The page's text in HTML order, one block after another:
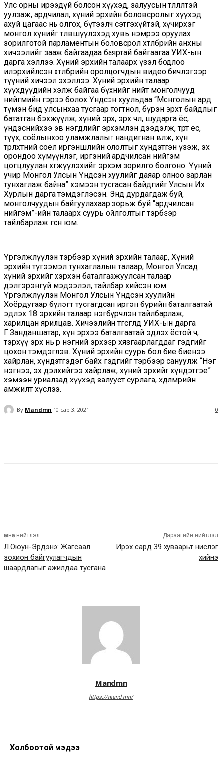
Улс орны ирээдүй болсон хүүхэд, залуусын төлөөлөлтэй
уулзаж, ардчилал, хүний эрхийн боловсролыг хүүхэд
ахуй цагаас нь олгох, бүтээлч сэтгэхүйтэй, хүчирхэг
монгол хүнийг төлөвшүүлэхэд хувь нэмрээ оруулах
зорилготой парламентын боловсрол хөтөлбөрийн анхны
хичээлийг зааж байгаадаа баяртай байгаагаа УИХ-ын
дарга хэллээ. Хүний эрхийн талаарх үзэл бодлоо
илэрхийлсэн хөтөлбөрийн оролцогчдын видео бичлэгээр
түүний хичээл эхэллээ. Хүний эрхийн талаар
хүүхдүүдийн хэлж байгаа бүхнийг нийт монголчууд
нийгмийн гэрээ болох Үндсэн хуульдаа “Монголын ард
түмэн бид улсынхаа тусгаар тогтнол, бүрэн эрхт байдлыг
бататган бэхжүүлж, хүний эрх, эрх чөлөө, шударга ёс,
үндэснийхээ эв нэгдлийг эрхэмлэн дээдэлж, төрт ёс,
түүх, соёлынхоо уламжлалыг нандигнан өвлөж, хүн
төрөлхтөний соёл иргэншлийн ололтыг хүндэтгэн үзэж, эх
орондоо хүмүүнлэг, иргэний ардчилсан нийгэм
цогцлуулан хөгжүүлэхийг эрхэм зорилго болгоно. Үүний
учир Монгол Улсын Үндсэн хуулийг даяар олноо зарлан
тунхаглаж байна” хэмээн тусгасан байдгийг Улсын Их
Хурлын дарга тэмдэглэсэн. Энд дурдагдаж буй,
монголчуудын байгуулахаар зорьж буй “ардчилсан
нийгэм”-ийн талаарх суурь ойлголтыг тэрбээр
тайлбарлаж өгсөн юм.
Үргэлжлүүлэн тэрбээр хүний эрхийн талаар, Хүний
эрхийн түгээмэл тунхаглалын талаар, Монгол Улсад
хүний эрхийг хэрхэн баталгаажуулсан талаар
дэлгэрэнгүй мэдээлэл, тайлбар хийсэн юм.
Үргэлжлүүлэн Монгол Улсын Үндсэн хуулийн
Хоёрдугаар бүлэгт тусгагдсан иргэн бүрийн баталгаатай
эдлэх 18 эрхийн талаар нэгбүрчлэн тайлбарлаж,
харилцан ярилцав. Хичээлийн төгсгөлд УИХ-ын дарга
Г.Занданшатар, хүн эрхээ баталгаатай эдлэх ёстой ч,
тэрхүү эрх нь өөр нэгний эрхээр хязгаарлагддаг гэдгийг
цохон тэмдэглэв. Хүний эрхийн суурь бол бие биенээ
хайрлан, хүндэтгэдэг байх гэдгийг тэрбээр сануулж “Нэг
нэгнээ, эх дэлхийгээ хайрлаж, хүний эрхийг хүндэтгэе”
хэмээн уриалаад хүүхэд залууст сурлага, хөдөлмөрийн
амжилт хүслээ.
By Mandmn 10 сар 3, 2021 0
өмнөх нийтлэл
Л.Оюун-Эрдэнэ: Жагсаал
зохион байгуулагчдын
шаардлагыг ажилдаа тусгана
Дараагийн нийтлэл
Ирэх сард 39 хуваарьт нислэг
хийнэ
Mandmn
https://mand.mn/
Холбоотой мэдээ